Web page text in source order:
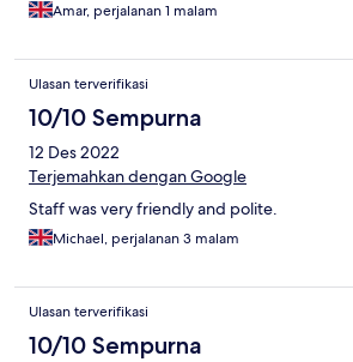
Amar, perjalanan 1 malam
Ulasan terverifikasi
10/10 Sempurna
12 Des 2022
Terjemahkan dengan Google
Staff was very friendly and polite.
Michael, perjalanan 3 malam
Ulasan terverifikasi
10/10 Sempurna